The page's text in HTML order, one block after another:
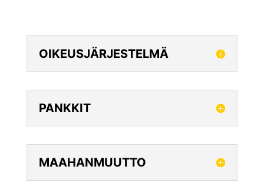
OIKEUSJÄRJESTELMÄ
PANKKIT
MAAHANMUUTTO